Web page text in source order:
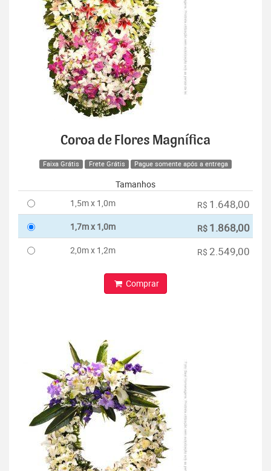
Coroa de Flores Magnífica
Faixa Grátis Frete Grátis Pague somente após a entrega
Tamanhos
1,5m x 1,0m
R$ 1.648,00
1,7m x 1,0m R$ 1.868,00
2,0m x 1,2m R$ 2.549,00
Comprar